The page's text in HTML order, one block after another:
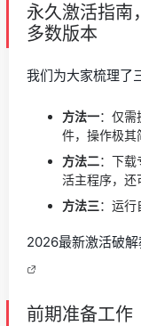
永久激活指南
多数版本
我们为大家梳理了
方法一：仅
件，操作极其
方法二：下
活主程序，还
方法三：运行
2026最新激活破解
前期准备工作